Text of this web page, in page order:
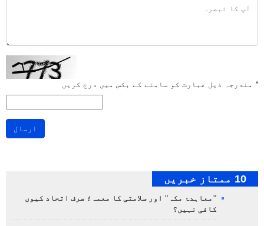
* مندرجہ ذیل عبارت کو سامنے کے بکس میں درج کریں
ارسال
10 ممتاز خبریں
"معاہدۂ مکہ" اور سلامتی کا معمہ؛ صرف اتحاد کیوں
کافی نہیں؟